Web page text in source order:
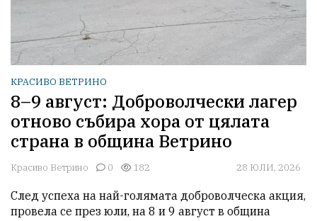
КРАСИВО ВЕТРИНО
8–9 август: Доброволчески лагер
отново събира хора от цялата
страна в община Ветрино
Красиво Ветрино 0 182 28 ЮЛИ, 2026
След успеха на най-голямата доброволческа акция,
провела се през юли, на 8 и 9 август в община